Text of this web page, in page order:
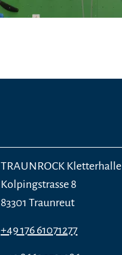
TRAUNROCK Kletterhalle
Kolpingstrasse 8
83301 Traunreut
+49 176 61071277